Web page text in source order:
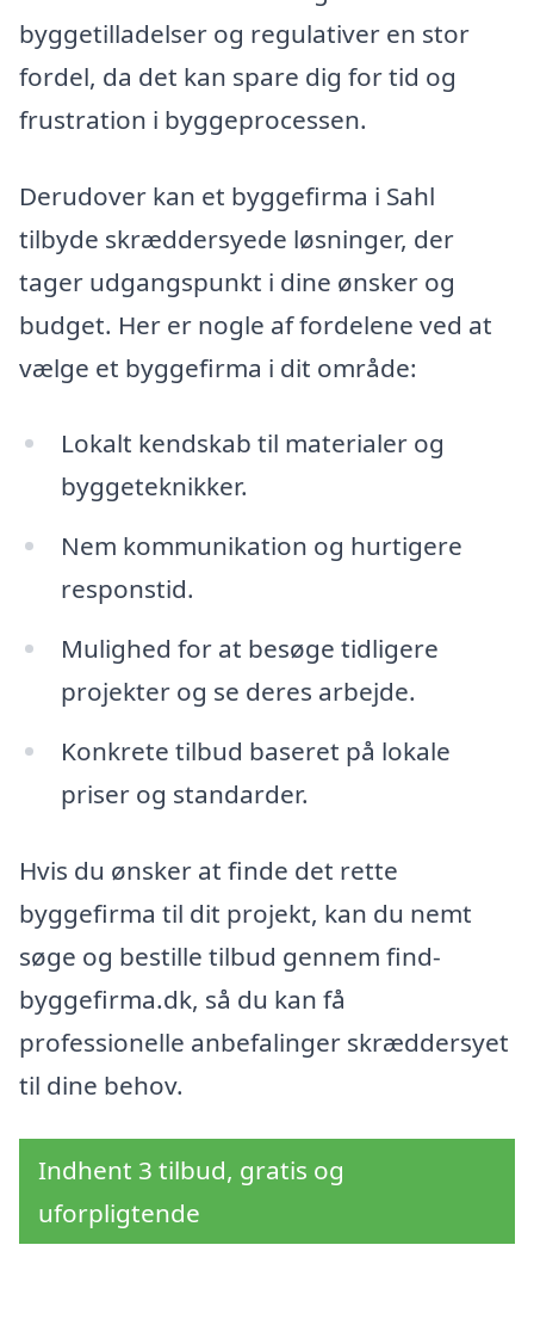
byggetilladelser og regulativer en stor
fordel, da det kan spare dig for tid og
frustration i byggeprocessen.
Derudover kan et byggefirma i Sahl
tilbyde skræddersyede løsninger, der
tager udgangspunkt i dine ønsker og
budget. Her er nogle af fordelene ved at
vælge et byggefirma i dit område:
Lokalt kendskab til materialer og
byggeteknikker.
Nem kommunikation og hurtigere
responstid.
Mulighed for at besøge tidligere
projekter og se deres arbejde.
Konkrete tilbud baseret på lokale
priser og standarder.
Hvis du ønsker at finde det rette
byggefirma til dit projekt, kan du nemt
søge og bestille tilbud gennem find-
byggefirma.dk, så du kan få
professionelle anbefalinger skræddersyet
til dine behov.
Indhent 3 tilbud, gratis og
uforpligtende